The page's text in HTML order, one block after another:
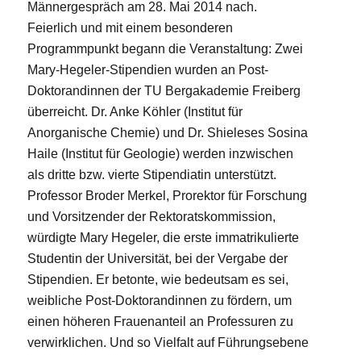
Männergespräch am 28. Mai 2014 nach.
Feierlich und mit einem besonderen
Programmpunkt begann die Veranstaltung: Zwei
Mary-Hegeler-Stipendien wurden an Post-
Doktorandinnen der TU Bergakademie Freiberg
überreicht. Dr. Anke Köhler (Institut für
Anorganische Chemie) und Dr. Shieleses Sosina
Haile (Institut für Geologie) werden inzwischen
als dritte bzw. vierte Stipendiatin unterstützt.
Professor Broder Merkel, Prorektor für Forschung
und Vorsitzender der Rektoratskommission,
würdigte Mary Hegeler, die erste immatrikulierte
Studentin der Universität, bei der Vergabe der
Stipendien. Er betonte, wie bedeutsam es sei,
weibliche Post-Doktorandinnen zu fördern, um
einen höheren Frauenanteil an Professuren zu
verwirklichen. Und so Vielfalt auf Führungsebene